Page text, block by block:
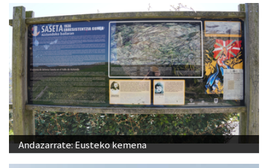
Andazarrate: Eusteko kemena